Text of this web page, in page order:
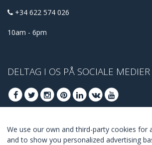
+34 622 574 026
10am - 6pm
DELTAG I OS PÅ SOCIALE MEDIER
DELTAG AT FÅ BEDSTE TILBUD
We use our own and third-party cookies for
and to show you personalized advertising